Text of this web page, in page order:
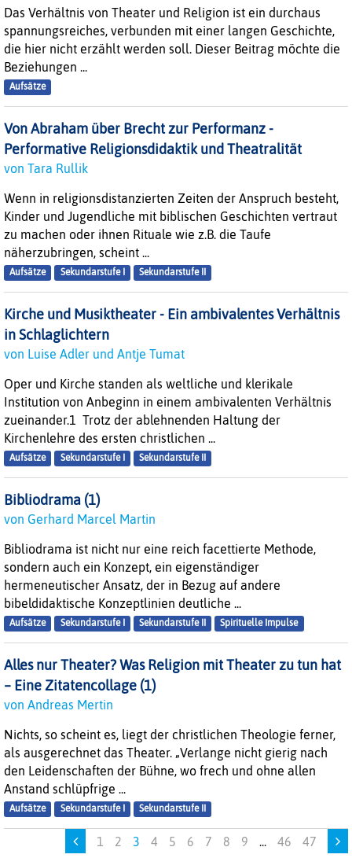
Das Verhältnis von Theater und Religion ist ein durchaus
spannungsreiches, verbunden mit einer langen Geschichte,
die hier nicht erzählt werden soll. Dieser Beitrag möchte die
Beziehungen ...
Aufsätze
Von Abraham über Brecht zur Performanz -
Performative Religionsdidaktik und Theatralität
von Tara Rullik
Wenn in religionsdistanzierten Zeiten der Anspruch besteht,
Kinder und Jugendliche mit biblischen Geschichten vertraut
zu machen oder ihnen Rituale wie z.B. die Taufe
näherzubringen, scheint ...
Aufsätze Sekundarstufe I Sekundarstufe II
Kirche und Musiktheater - Ein ambivalentes Verhältnis
in Schlaglichtern
von Luise Adler und Antje Tumat
Oper und Kirche standen als weltliche und klerikale
Institution von Anbeginn in einem ambivalenten Verhältnis
zueinander.1 Trotz der ablehnenden Haltung der
Kirchenlehre des ersten christlichen ...
Aufsätze Sekundarstufe I Sekundarstufe II
Bibliodrama (1)
von Gerhard Marcel Martin
Bibliodrama ist nicht nur eine reich facettierte Methode,
sondern auch ein Konzept, ein eigenständiger
hermeneutischer Ansatz, der in Bezug auf andere
bibeldidaktische Konzeptlinien deutliche ...
Aufsätze Sekundarstufe I Sekundarstufe II Spirituelle Impulse
Alles nur Theater? Was Religion mit Theater zu tun hat
– Eine Zitatencollage (1)
von Andreas Mertin
Nichts, so scheint es, liegt der christlichen Theologie ferner,
als ausgerechnet das Theater. „Verlange nicht gierig nach
den Leidenschaften der Bühne, wo frech und ohne allen
Anstand schlüpfrige ...
Aufsätze Sekundarstufe I Sekundarstufe II
1 2 3 4 5 6 7 8 9 ... 46 47